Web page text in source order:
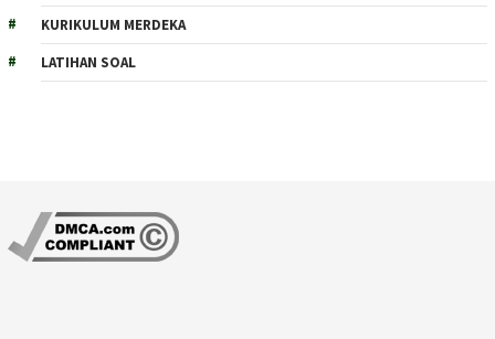
KURIKULUM MERDEKA
LATIHAN SOAL